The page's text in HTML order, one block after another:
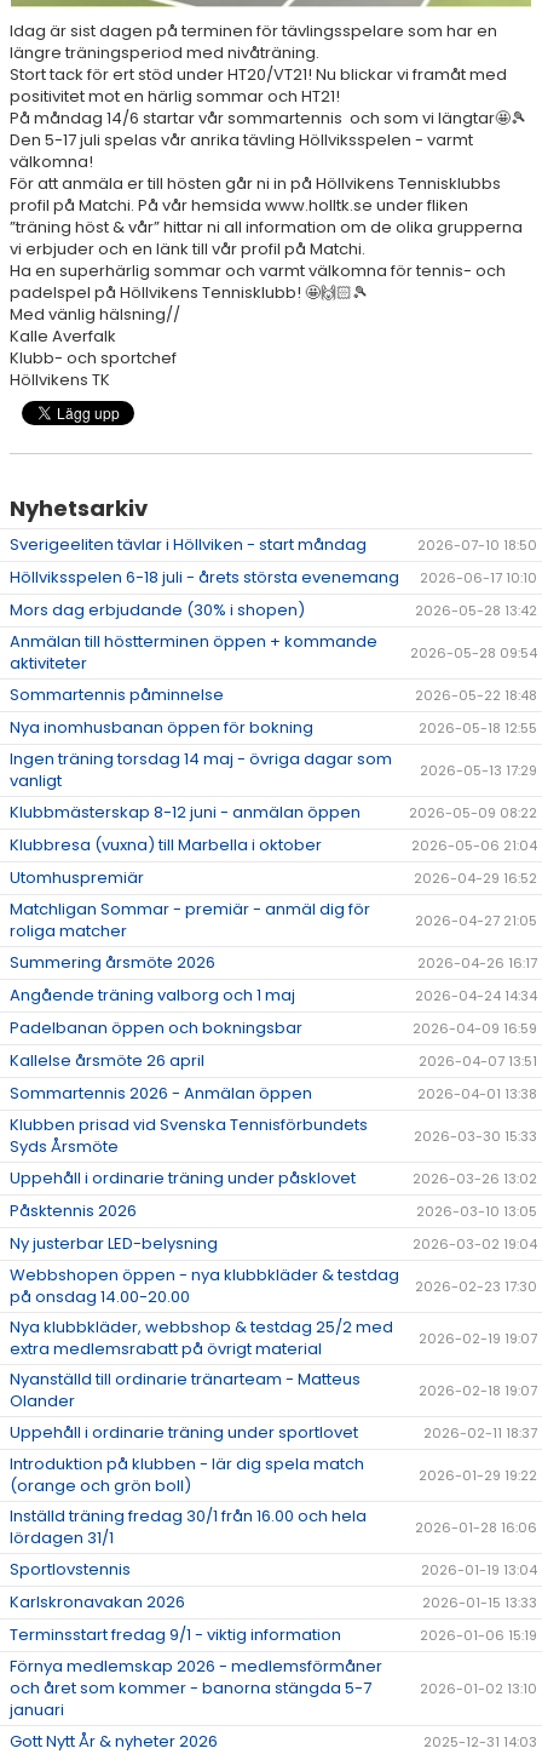
Idag är sist dagen på terminen för tävlingsspelare som har en
längre träningsperiod med nivåträning.
Stort tack för ert stöd under HT20/VT21! Nu blickar vi framåt med
positivitet mot en härlig sommar och HT21!
På måndag 14/6 startar vår sommartennis och som vi längtar🤩🎾
Den 5-17 juli spelas vår anrika tävling Höllviksspelen - varmt
välkomna!
För att anmäla er till hösten går ni in på Höllvikens Tennisklubbs
profil på Matchi. På vår hemsida www.holltk.se under fliken
”träning höst & vår” hittar ni all information om de olika grupperna
vi erbjuder och en länk till vår profil på Matchi.
Ha en superhärlig sommar och varmt välkomna för tennis- och
padelspel på Höllvikens Tennisklubb! 🤩🙌🏻🎾
Med vänlig hälsning//
Kalle Averfalk
Klubb- och sportchef
Höllvikens TK
Nyhetsarkiv
Sverigeeliten tävlar i Höllviken - start måndag 2026-07-10 18:50
Höllviksspelen 6-18 juli - årets största evenemang 2026-06-17 10:10
Mors dag erbjudande (30% i shopen) 2026-05-28 13:42
Anmälan till höstterminen öppen + kommande
aktiviteter
2026-05-28 09:54
Sommartennis påminnelse 2026-05-22 18:48
Nya inomhusbanan öppen för bokning 2026-05-18 12:55
Ingen träning torsdag 14 maj - övriga dagar som
vanligt
2026-05-13 17:29
Klubbmästerskap 8-12 juni - anmälan öppen 2026-05-09 08:22
Klubbresa (vuxna) till Marbella i oktober 2026-05-06 21:04
Utomhuspremiär 2026-04-29 16:52
Matchligan Sommar - premiär - anmäl dig för
roliga matcher
2026-04-27 21:05
Summering årsmöte 2026 2026-04-26 16:17
Angående träning valborg och 1 maj 2026-04-24 14:34
Padelbanan öppen och bokningsbar 2026-04-09 16:59
Kallelse årsmöte 26 april 2026-04-07 13:51
Sommartennis 2026 - Anmälan öppen 2026-04-01 13:38
Klubben prisad vid Svenska Tennisförbundets
Syds Årsmöte
2026-03-30 15:33
Uppehåll i ordinarie träning under påsklovet 2026-03-26 13:02
Påsktennis 2026 2026-03-10 13:05
Ny justerbar LED-belysning 2026-03-02 19:04
Webbshopen öppen - nya klubbkläder & testdag
på onsdag 14.00-20.00
2026-02-23 17:30
Nya klubbkläder, webbshop & testdag 25/2 med
extra medlemsrabatt på övrigt material
2026-02-19 19:07
Nyanställd till ordinarie tränarteam - Matteus
Olander
2026-02-18 19:07
Uppehåll i ordinarie träning under sportlovet 2026-02-11 18:37
Introduktion på klubben - lär dig spela match
(orange och grön boll)
2026-01-29 19:22
Inställd träning fredag 30/1 från 16.00 och hela
lördagen 31/1
2026-01-28 16:06
Sportlovstennis 2026-01-19 13:04
Karlskronavakan 2026 2026-01-15 13:33
Terminsstart fredag 9/1 - viktig information 2026-01-06 15:19
Förnya medlemskap 2026 - medlemsförmåner
och året som kommer - banorna stängda 5-7
januari
2026-01-02 13:10
Gott Nytt År & nyheter 2026 2025-12-31 14:03